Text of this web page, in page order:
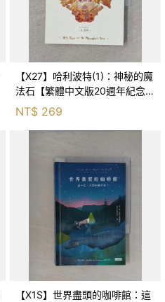
【X27】哈利波特(1)：神秘的魔
法石【繁體中文版20週年紀念】
NT$ 269
【X1S】世界盡頭的咖啡館：這